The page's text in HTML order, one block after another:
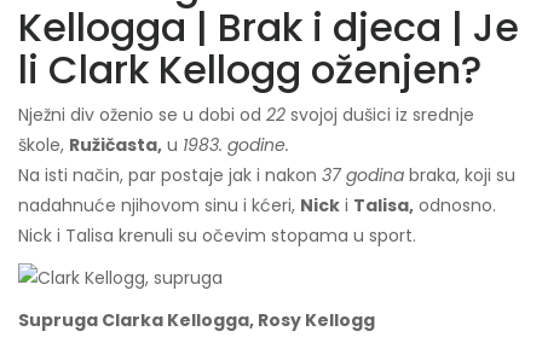
Kellogga | Brak i djeca | Je
li Clark Kellogg oženjen?
Nježni div oženio se u dobi od 22 svojoj dušici iz srednje
škole, Ružičasta, u 1983. godine.
Na isti način, par postaje jak i nakon 37 godina braka, koji su
nadahnuće njihovom sinu i kćeri, Nick i Talisa, odnosno.
Nick i Talisa krenuli su očevim stopama u sport.
Supruga Clarka Kellogga, Rosy Kellogg